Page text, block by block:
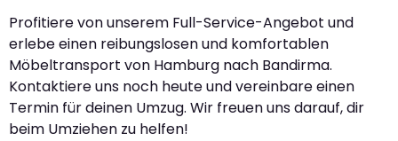
Profitiere von unserem Full-Service-Angebot und
erlebe einen reibungslosen und komfortablen
Möbeltransport von Hamburg nach Bandirma.
Kontaktiere uns noch heute und vereinbare einen
Termin für deinen Umzug. Wir freuen uns darauf, dir
beim Umziehen zu helfen!